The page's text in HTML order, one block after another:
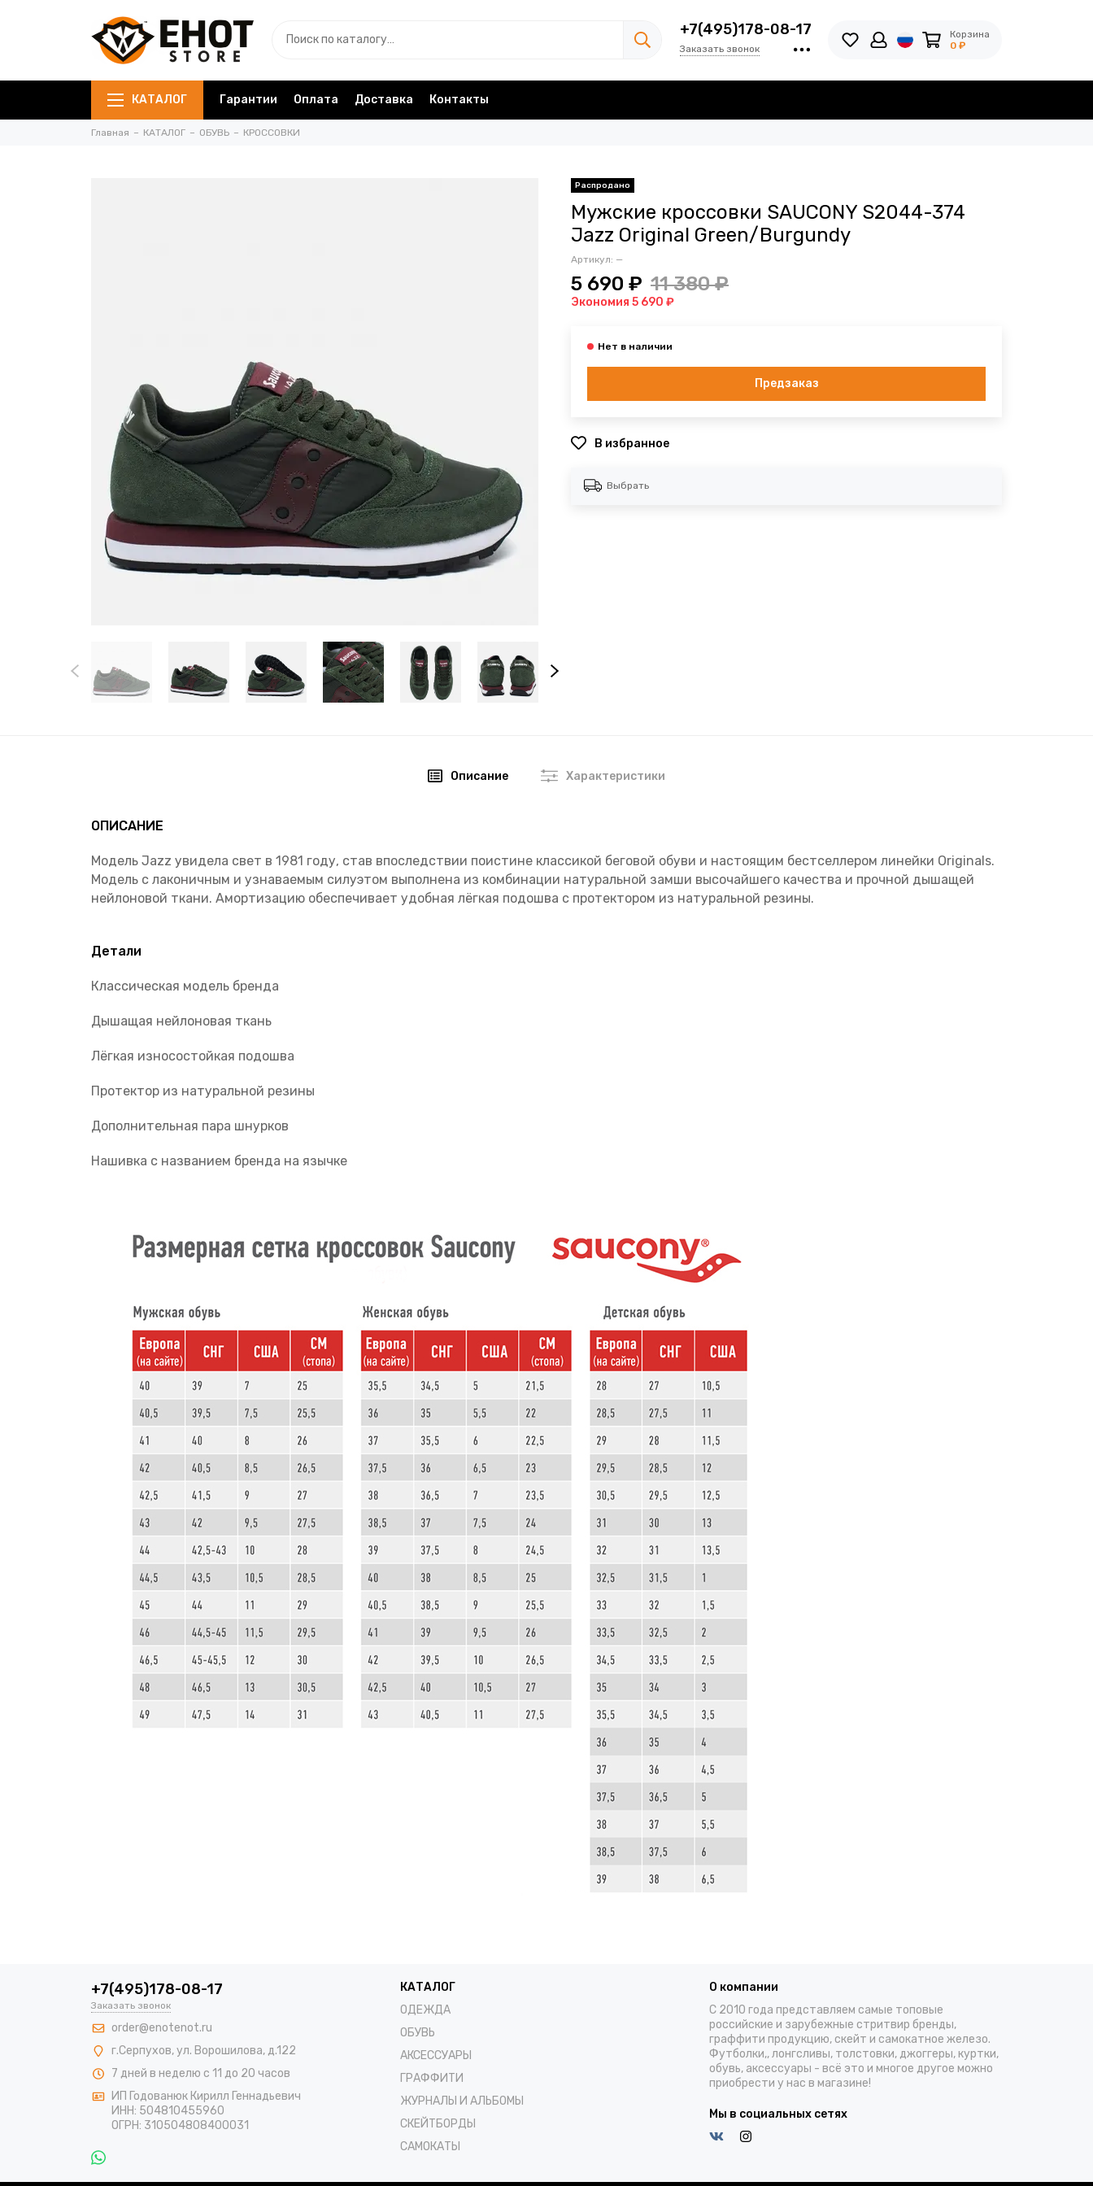
+7(495)178-08-17
Заказать звонок
Корзина
0 ₽
КАТАЛОГ Гарантии Оплата Доставка Контакты
Главная КАТАЛОГ ОБУВЬ КРОССОВКИ
Мужские кроссовки SAUCONY S2044-374
Jazz Original Green/Burgundy
Артикул: —
5 690 ₽ 11 380 ₽
Экономия 5 690 ₽
Предзаказ
В избранное
Выбрать
Описание Характеристики
ОПИСАНИЕ
Модель Jazz увидела свет в 1981 году, став впоследствии поистине классикой беговой обуви и настоящим бестселлером линейки Originals.
Модель с лаконичным и узнаваемым силуэтом выполнена из комбинации натуральной замши высочайшего качества и прочной дышащей
нейлоновой ткани. Амортизацию обеспечивает удобная лёгкая подошва с протектором из натуральной резины.
Детали
Классическая модель бренда
Дышащая нейлоновая ткань
Лёгкая износостойкая подошва
Протектор из натуральной резины
Дополнительная пара шнурков
Нашивка с названием бренда на язычке
+7(495)178-08-17
Заказать звонок
order@enotenot.ru
г.Серпухов, ул. Ворошилова, д.122
7 дней в неделю с 11 до 20 часов
ИП Годованюк Кирилл Геннадьевич
ИНН: 504810455960
ОГРН: 310504808400031
КАТАЛОГ
ОДЕЖДА
ОБУВЬ
АКСЕССУАРЫ
ГРАФФИТИ
ЖУРНАЛЫ И АЛЬБОМЫ
СКЕЙТБОРДЫ
САМОКАТЫ
О компании
С 2010 года представляем самые топовые
российские и зарубежные стритвир бренды,
граффити продукцию, скейт и самокатное железо.
Футболки,, лонгсливы, толстовки, джоггеры, куртки,
обувь, аксессуары - всё это и многое другое можно
приобрести у нас в магазине!
Мы в социальных сетях